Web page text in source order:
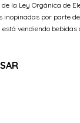
de la Ley Orgánica de
inopinadas por parte
vendiendo bebidas